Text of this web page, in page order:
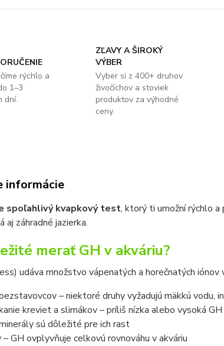
rýchlo a
1–3
dní.
ZĽAVY A ŠIROKÝ
VÝBER
Vyber si z 400+ druhov
živočíchov a stoviek
produktov za výhodné
ceny.
informácie
spoľahlivý kvapkový test, ktorý ti umožní rýchlo
aj záhradné jazierka.
merať GH v akváriu?
udáva množstvo vápenatých a horečnatých
– niektoré druhy vyžadujú mäkkú vodu,
kreviet a slimákov – príliš nízka alebo vysoká
sú dôležité pre ich rast
GH ovplyvňuje celkovú rovnováhu v akváriu